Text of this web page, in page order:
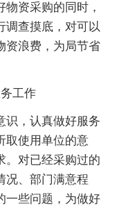
资采购的同时，
调查摸底，对可以
资浪费，为局节省
工作
识，认真做好服务
取使用单位的意
。对已经采购过的
况、部门满意程
一些问题，为做好